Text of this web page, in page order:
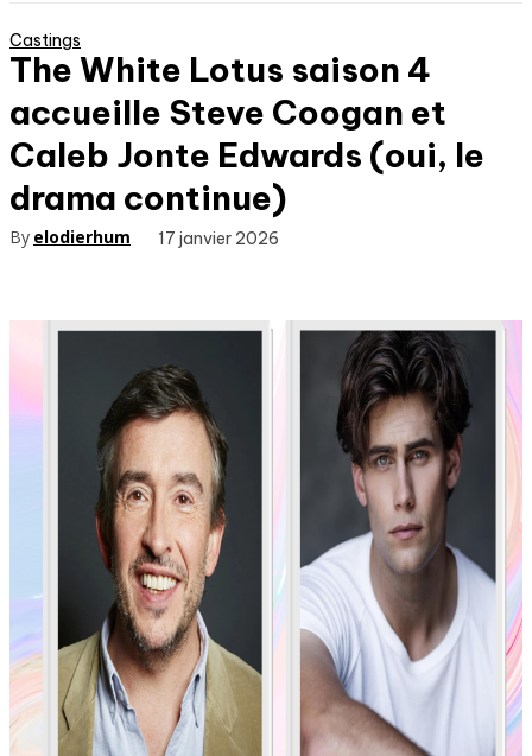
Castings
The White Lotus saison 4
accueille Steve Coogan et
Caleb Jonte Edwards (oui, le
drama continue)
By elodierhum 17 janvier 2026